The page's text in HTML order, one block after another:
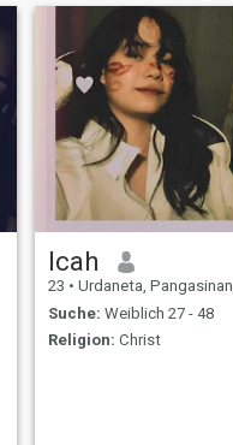
Icah
23 • Urdaneta, Pangasinan, Philippinen
Suche: Weiblich 27 - 48
Religion: Christ